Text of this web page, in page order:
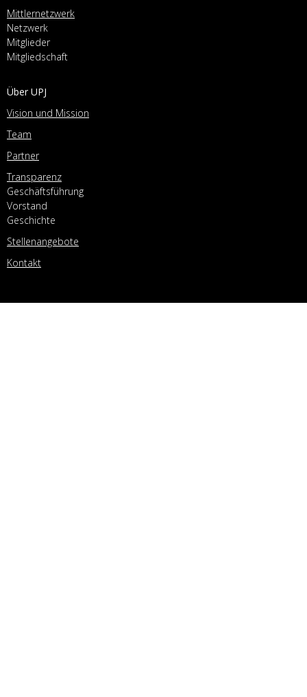
Mittlernetzwerk
Netzwerk
Mitglieder
Mitgliedschaft
Über UPJ
Vision und Mission
Team
Partner
Transparenz
Geschäftsführung
Vorstand
Geschichte
Stellenangebote
Kontakt